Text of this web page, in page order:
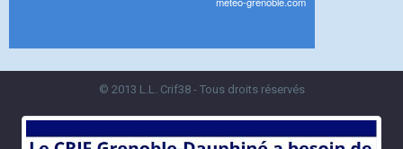
© 2013 L.L. Crif38 - Tous droits réservés